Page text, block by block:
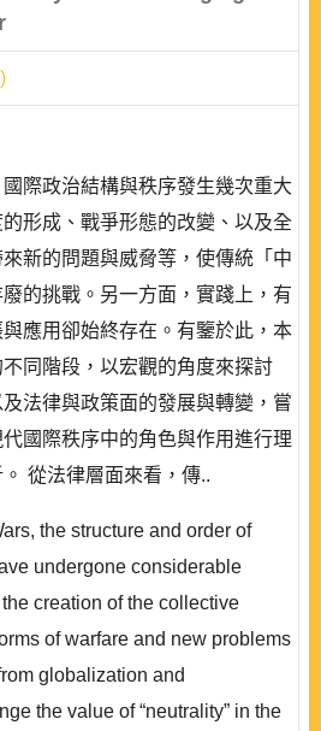
際政治結構與秩序發生幾次重大
形成、戰爭形態的改變、以及全
新的問題與威脅等，使傳統「中
的挑戰。另一方面，實踐上，有
應用卻始終存在。有鑒於此，本
同階段，以宏觀的角度來探討
及法律與政策面的發展與轉變，嘗
國際秩序中的角色與作用進行理
從法律層面來看，傳..
the structure and order of
undergone considerable
creation of the collective
of warfare and new problems
globalization and
the value of “neutrality” in the